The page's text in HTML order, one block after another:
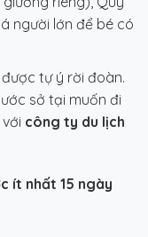
người lớn để bé có
tự ý rời đoàn.
sở tại muốn đi
công ty du lịch
ít nhất 15 ngày